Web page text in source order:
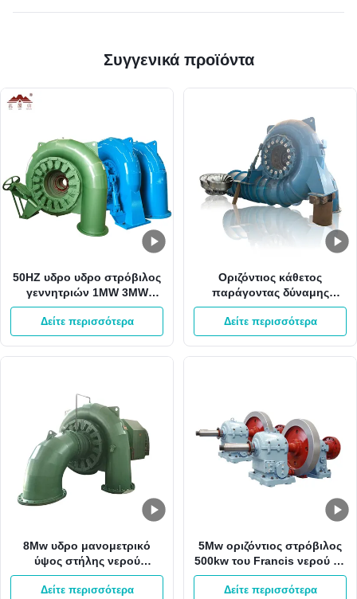
Συγγενικά προϊόντα
50HZ υδρο υδρο στρόβιλος
γεννητριών 1MW 3MW
Pelton Francis δύναμης
Δείτε περισσότερα
Οριζόντιος κάθετος
παράγοντας δύναμης
γεννητριών 2000kw 0,8
υδροηλεκτρικής ενέργειας
Δείτε περισσότερα
8Mw υδρο μανομετρικό
ύψος στήλης νερού
στροβίλων 800kw του
Francis 65m γεννήτρια
Δείτε περισσότερα
5Mw οριζόντιος στρόβιλος
500kw του Francis νερού με
το δρομέα ανοξείδωτου
Δείτε περισσότερα